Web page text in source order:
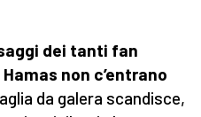
dei tanti fan
Hamas non c’entrano
da galera scandisce,